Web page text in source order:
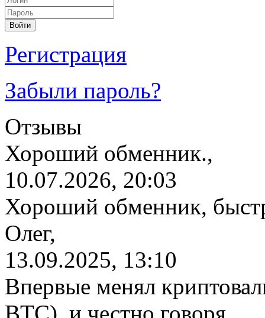
Регистрация
Забыли пароль?
Отзывы
Хороший обменник.,
10.07.2026, 20:03
Хороший обменник,
Олег,
13.09.2025, 13:10
Впервые менял
BTC), и честно говоря,…